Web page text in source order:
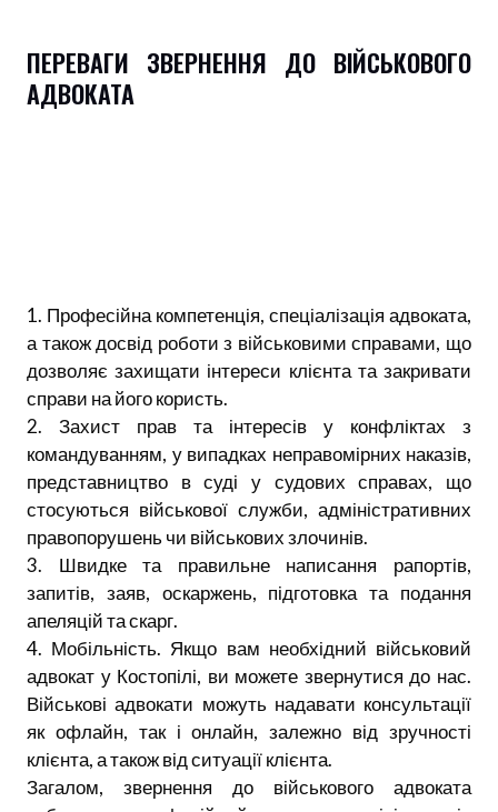
ПЕРЕВАГИ ЗВЕРНЕННЯ ДО ВІЙСЬКОВОГО
АДВОКАТА
1. Професійна компетенція, спеціалізація адвоката,
а також досвід роботи з військовими справами, що
дозволяє захищати інтереси клієнта та закривати
справи на його користь.
2. Захист прав та інтересів у конфліктах з
командуванням, у випадках неправомірних наказів,
представництво в суді у судових справах, що
стосуються військової служби, адміністративних
правопорушень чи військових злочинів.
3. Швидке та правильне написання рапортів,
запитів, заяв, оскаржень, підготовка та подання
апеляцій та скарг.
4. Мобільність. Якщо вам необхідний військовий
адвокат у Костопілі, ви можете звернутися до нас.
Військові адвокати можуть надавати консультації
як офлайн, так і онлайн, залежно від зручності
клієнта, а також від ситуації клієнта.
Загалом, звернення до військового адвоката